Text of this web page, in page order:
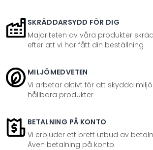
SKRÄDDARSYDD FÖR DIG
Majoriteten av våra produkter
efter att vi har fått din beställning
MILJÖMEDVETEN
Vi arbetar aktivt för att skydda
hållbara produkter
BETALNING PÅ KONTO
Vi erbjuder ett brett utbud av
Även betalning på konto.